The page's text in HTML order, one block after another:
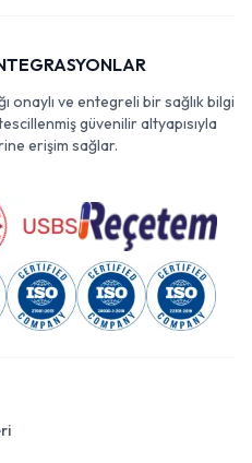
onaylı ve entegreli bir sağlık bilgi
güvenilir altyapısıyla
erişim sağlar.